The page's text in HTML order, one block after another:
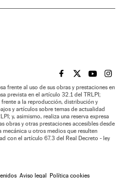
EL PAÍS BRASIL EN
EL PAÍSEL PAÍS
EL
frente al uso de sus obras y prestaciones en
prevista en el artículo 32.1 del TRLPI;
frente a la reproducción, distribución y
y artículos sobre temas de actualidad
y, asimismo, realiza una reserva expresa
obras y otras prestaciones accesibles desde
u otros medios que resulten
con el artículo 67.3 del Real Decreto - ley
Aviso legal Política cookies